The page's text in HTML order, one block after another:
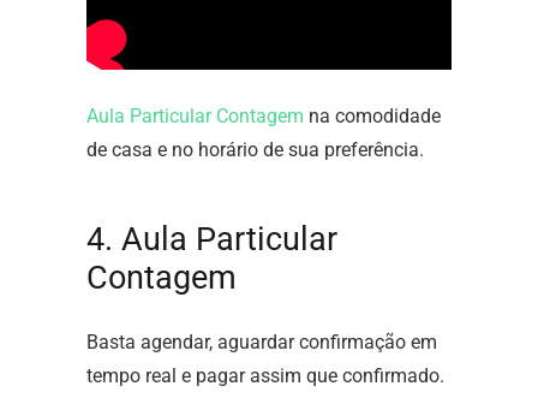
Aula Particular Contagem na comodidade
de casa e no horário de sua preferência.
4. Aula Particular
Contagem
Basta agendar, aguardar confirmação em
tempo real e pagar assim que confirmado.